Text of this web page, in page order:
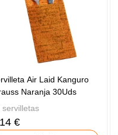
Air Laid Kanguro
Naranja 30Uds
servilletas
€